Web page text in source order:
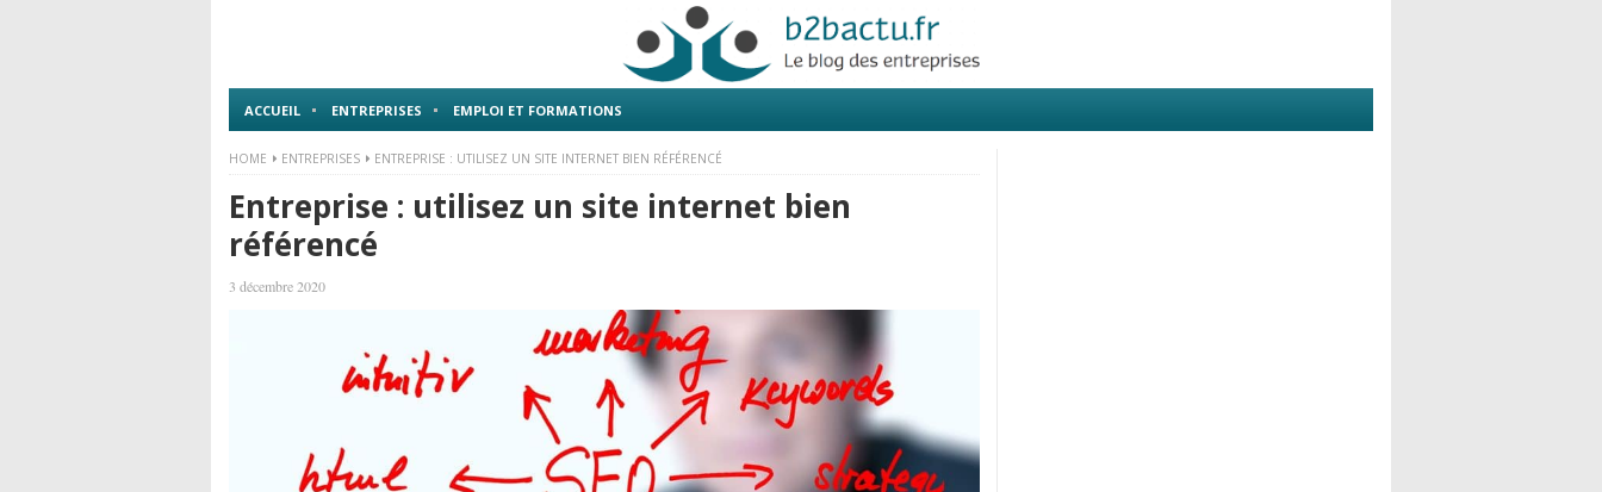
ACCUEIL ENTREPRISES EMPLOI ET FORMATIONS
HOME ENTREPRISES ENTREPRISE : UTILISEZ UN SITE INTERNET BIEN RÉFÉRENCÉ
Entreprise : utilisez un site internet bien
référencé
3 décembre 2020